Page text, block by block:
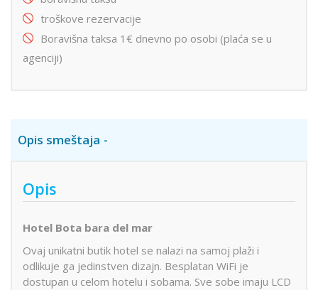
troškove rezervacije
Boravišna taksa 1€ dnevno po osobi (plaća se u
agenciji)
Opis smeštaja
Opis
Hotel Bota bara del mar
Ovaj unikatni butik hotel se nalazi na samoj plaži i
odlikuje ga jedinstven dizajn. Besplatan WiFi je
dostupan u celom hotelu i sobama. Sve sobe imaju LCD